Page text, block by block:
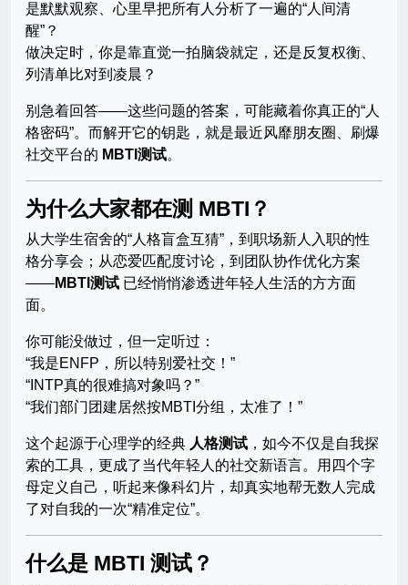
是默默观察、心里早把所有人分析了一遍的“人间清
醒”？
做决定时，你是靠直觉一拍脑袋就定，还是反复权衡、
列清单比对到凌晨？
别急着回答——这些问题的答案，可能藏着你真正的“人
格密码”。而解开它的钥匙，就是最近风靡朋友圈、刷爆
社交平台的 MBTI测试。
为什么大家都在测 MBTI？
从大学生宿舍的“人格盲盒互猜”，到职场新人入职的性
格分享会；从恋爱匹配度讨论，到团队协作优化方案
——MBTI测试 已经悄悄渗透进年轻人生活的方方面
面。
你可能没做过，但一定听过：
“我是ENFP，所以特别爱社交！”
“INTP真的很难搞对象吗？”
“我们部门团建居然按MBTI分组，太准了！”
这个起源于心理学的经典 人格测试 ，如今不仅是自我探
索的工具，更成了当代年轻人的社交新语言。用四个字
母定义自己，听起来像科幻片，却真实地帮无数人完成
了对自我的一次“精准定位”。
什么是 MBTI 测试？